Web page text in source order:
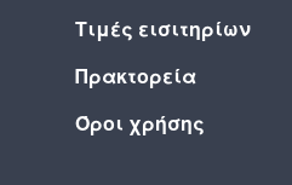
Τιμές εισιτηρίων
Πρακτορεία
Όροι χρήσης